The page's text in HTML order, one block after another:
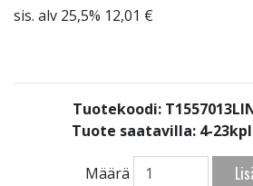
sis. alv 25,5% 12,01 €
Tuotekoodi:
Tuote saatavilla: 4-
Määrä